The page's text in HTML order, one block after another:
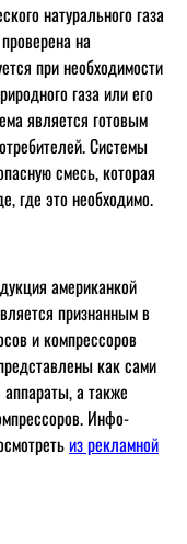
натурального газа
на
при необходимости
газа или его
является готовым
Системы
смесь, которая
где это необходимо.
американкой
признанным в
и компрессоров
как сами
а также
Инфо-
из рекламной